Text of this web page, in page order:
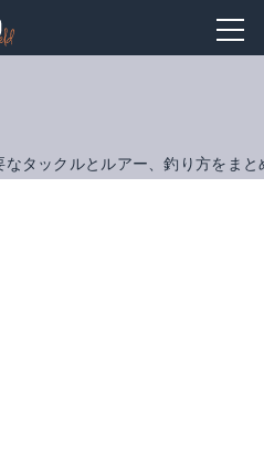
タックルとルアー、釣り方をま